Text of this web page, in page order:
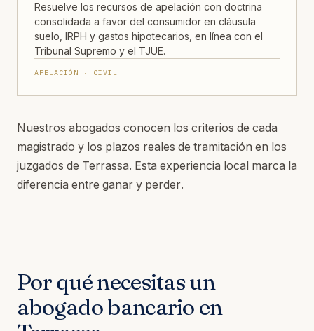
Resuelve los recursos de apelación con doctrina
consolidada a favor del consumidor en cláusula
suelo, IRPH y gastos hipotecarios, en línea con el
Tribunal Supremo y el TJUE.
APELACIÓN · CIVIL
Nuestros abogados conocen los criterios de cada
magistrado y los plazos reales de tramitación en los
juzgados de Terrassa. Esta experiencia local marca la
diferencia entre ganar y perder.
Por qué necesitas un
abogado bancario en